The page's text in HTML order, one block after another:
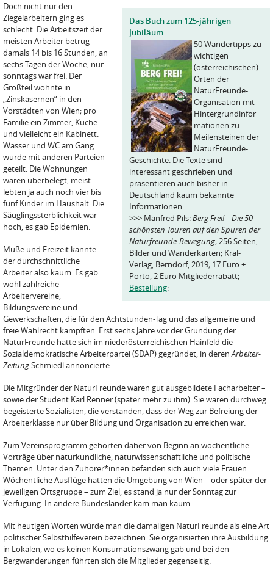
Das Buch zum 125-jährigen
Jubiläum
50 Wandertipps zu
wichtigen
(österreichischen)
Orten der
NaturFreunde-
Organisation mit
Hintergrundinfor
mationen zu
Meilensteinen der
NaturFreunde-
Geschichte. Die Texte sind
interessant geschrieben und
präsentieren auch bisher in
Deutschland kaum bekannte
Informationen.
>>> Manfred Pils:Berg Frei! – Die 50
schönsten Touren auf den Spuren der
Naturfreunde-Bewegung; 256 Seiten,
Bilder und Wanderkarten; Kral-
Verlag, Berndorf, 2019; 17 Euro +
Porto, 2 Euro Mitgliederrabatt;
Bestellung:
Doch nicht nur den
Ziegelarbeitern ging es
schlecht: Die Arbeitszeit der
meisten Arbeiter betrug
damals 14 bis 16 Stunden, an
sechs Tagen der Woche, nur
sonntags war frei. Der
Großteil wohnte in
„Zinskasernen“ in den
Vorstädten von Wien; pro
Familie ein Zimmer, Küche
und vielleicht ein Kabinett.
Wasser und WC am Gang
wurde mit anderen Parteien
geteilt. Die Wohnungen
waren überbelegt, meist
lebten ja auch noch vier bis
fünf Kinder im Haushalt. Die
Säuglingssterblichkeit war
hoch, es gab Epidemien.
Muße und Freizeit kannte
der durchschnittliche
Arbeiter also kaum. Es gab
wohl zahlreiche
Arbeitervereine,
Bildungsvereine und
Gewerkschaften, die für den Achtstunden-Tag und das allgemeine und
freie Wahlrecht kämpften. Erst sechs Jahre vor der Gründung der
NaturFreunde hatte sich im niederösterreichischen Hainfeld die
Sozialdemokratische Arbeiterpartei (SDAP) gegründet, in derenArbeiter-
ZeitungSchmiedl annoncierte.
Die Mitgründer der NaturFreunde waren gut ausgebildete Facharbeiter –
sowie der Student Karl Renner (später mehr zu ihm). Sie waren durchweg
begeisterte Sozialisten, die verstanden, dass der Weg zur Befreiung der
Arbeiterklasse nur über Bildung und Organisation zu erreichen war.
Zum Vereinsprogramm gehörten daher von Beginn an wöchentliche
Vorträge über naturkundliche, naturwissenschaftliche und politische
Themen. Unter den Zuhörer*innen befanden sich auch viele Frauen.
Wöchentliche Ausflüge hatten die Umgebung von Wien – oder später der
jeweiligen Ortsgruppe – zum Ziel, es stand ja nur der Sonntag zur
Verfügung. In andere Bundesländer kam man kaum.
Mit heutigen Worten würde man die damaligen NaturFreunde als eine Art
politischer Selbsthilfeverein bezeichnen. Sie organisierten ihre Ausbildung
in Lokalen, wo es keinen Konsumationszwang gab und bei den
Bergwanderungen führten sich die Mitglieder gegenseitig.